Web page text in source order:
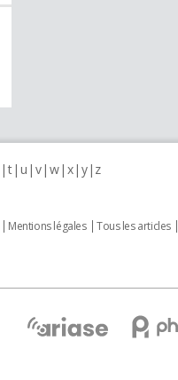
t u v w x y z
Mentions légales Tous les articles